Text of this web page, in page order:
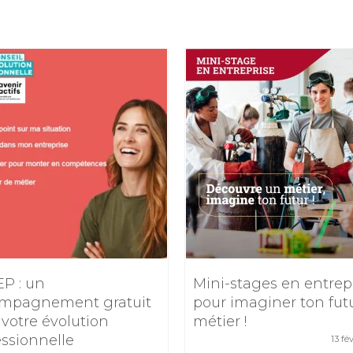
: un
gratuit
évolution
Mini-stages en
pour imaginer ton
métier !
13